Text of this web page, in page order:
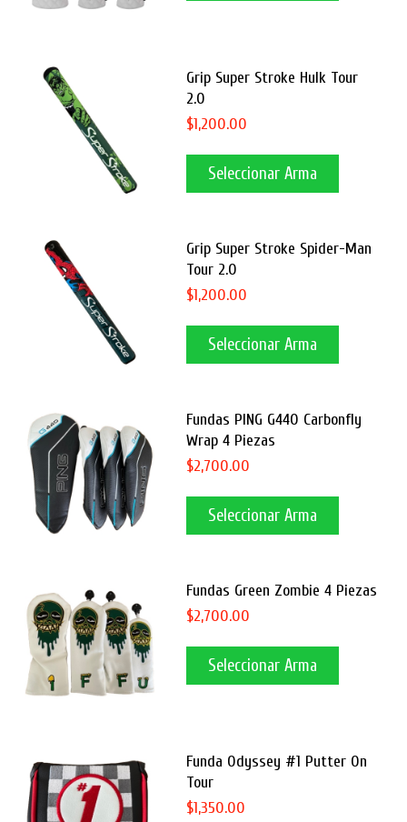
Grip Super Stroke Hulk Tour
2.0
$1,200.00
Seleccionar Arma
Grip Super Stroke Spider-Man
Tour 2.0
$1,200.00
Seleccionar Arma
Fundas PING G440 Carbonfly
Wrap 4 Piezas
$2,700.00
Seleccionar Arma
Fundas Green Zombie 4 Piezas
$2,700.00
Seleccionar Arma
Funda Odyssey #1 Putter On
Tour
$1,350.00